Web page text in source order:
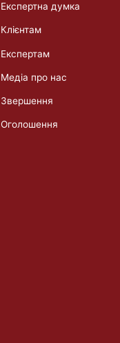
Експертна думка
Клієнтам
Експертам
Медіа про нас
Звершення
Оголошення